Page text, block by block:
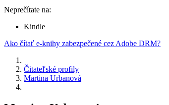
Neprečítate na:
Kindle
Ako čítať e-knihy zabezpečené cez Adobe DRM?
Čitateľské profily
Martina Urbanová